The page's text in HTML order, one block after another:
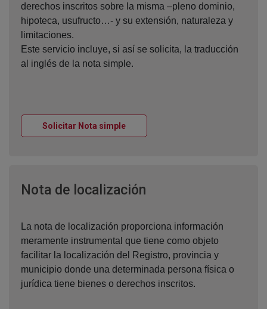
derechos inscritos sobre la misma –pleno dominio,
hipoteca, usufructo…- y su extensión, naturaleza y
limitaciones.
Este servicio incluye, si así se solicita, la traducción
al inglés de la nota simple.
Solicitar Nota simpleVentana nueva
Nota de localización
La nota de localización proporciona información
meramente instrumental que tiene como objeto
facilitar la localización del Registro, provincia y
municipio donde una determinada persona física o
jurídica tiene bienes o derechos inscritos.